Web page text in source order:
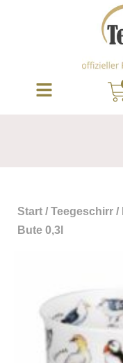
Start / Teegeschirr /
Bute 0,3l